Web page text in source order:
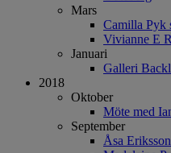
Mars
Camilla Pyk
Vivianne E
Januari
Galleri
2018
Oktober
Möte med
September
Åsa